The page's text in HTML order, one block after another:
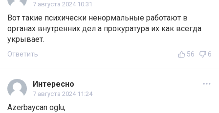
7 августа 2024 10:31
Вот такие психически ненормальные работают в
органах внутренних дел а прокуратура их как всегда
укрывает.
Ответить 56 6
Интересно
7 августа 2024 11:24
Azerbaycan oglu,